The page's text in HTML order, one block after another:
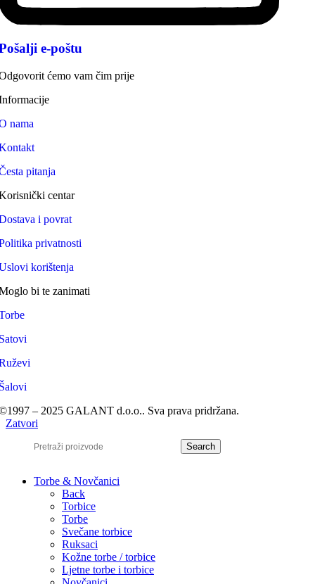
e-poštu
ćemo vam čim prije
nama
pitanja
centar
i povrat
privatnosti
korištenja
bi te zanimati
– 2025 GALANT d.o.o.. Sva prava pridržana.
Zatvori
Search
Torbe & Novčanici
Back
Torbice
Torbe
Svečane torbice
Ruksaci
Kožne torbe / torbice
Ljetne torbe i torbice